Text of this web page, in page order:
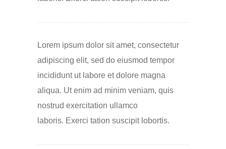
Lorem ipsum dolor sit amet, consectetur
adipiscing elit, sed do eiusmod tempor
incididunt ut labore et dolore magna
aliqua. Ut enim ad minim veniam, quis
nostrud exercitation ullamco
laboris. Exerci tation suscipit lobortis.